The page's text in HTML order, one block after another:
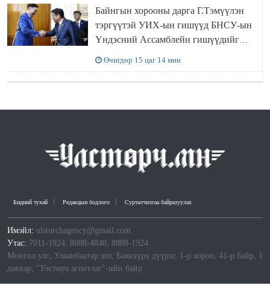
Байнгын хорооны дарга Г.Тэмүүлэн
тэргүүтэй УИХ-ын гишүүд БНСУ-ын
Үндэсний Ассамблейн гишүүдийг
Өчигдөр 15 цаг 14 мин
Бидний тухай Редакцын бодлого Сурталчилгаа байршуулах
Имэйл: ulsturchagency@gmail.com
Утас: 7011-1924, 8088-4848, 8888-1924
Монгол улс, Улаанбаатар хот, Баянзүрх дүүрэг, 1-р хороо, 41-р байр, 1
давхар, "Улстөрч агентлаг"-ийн байр